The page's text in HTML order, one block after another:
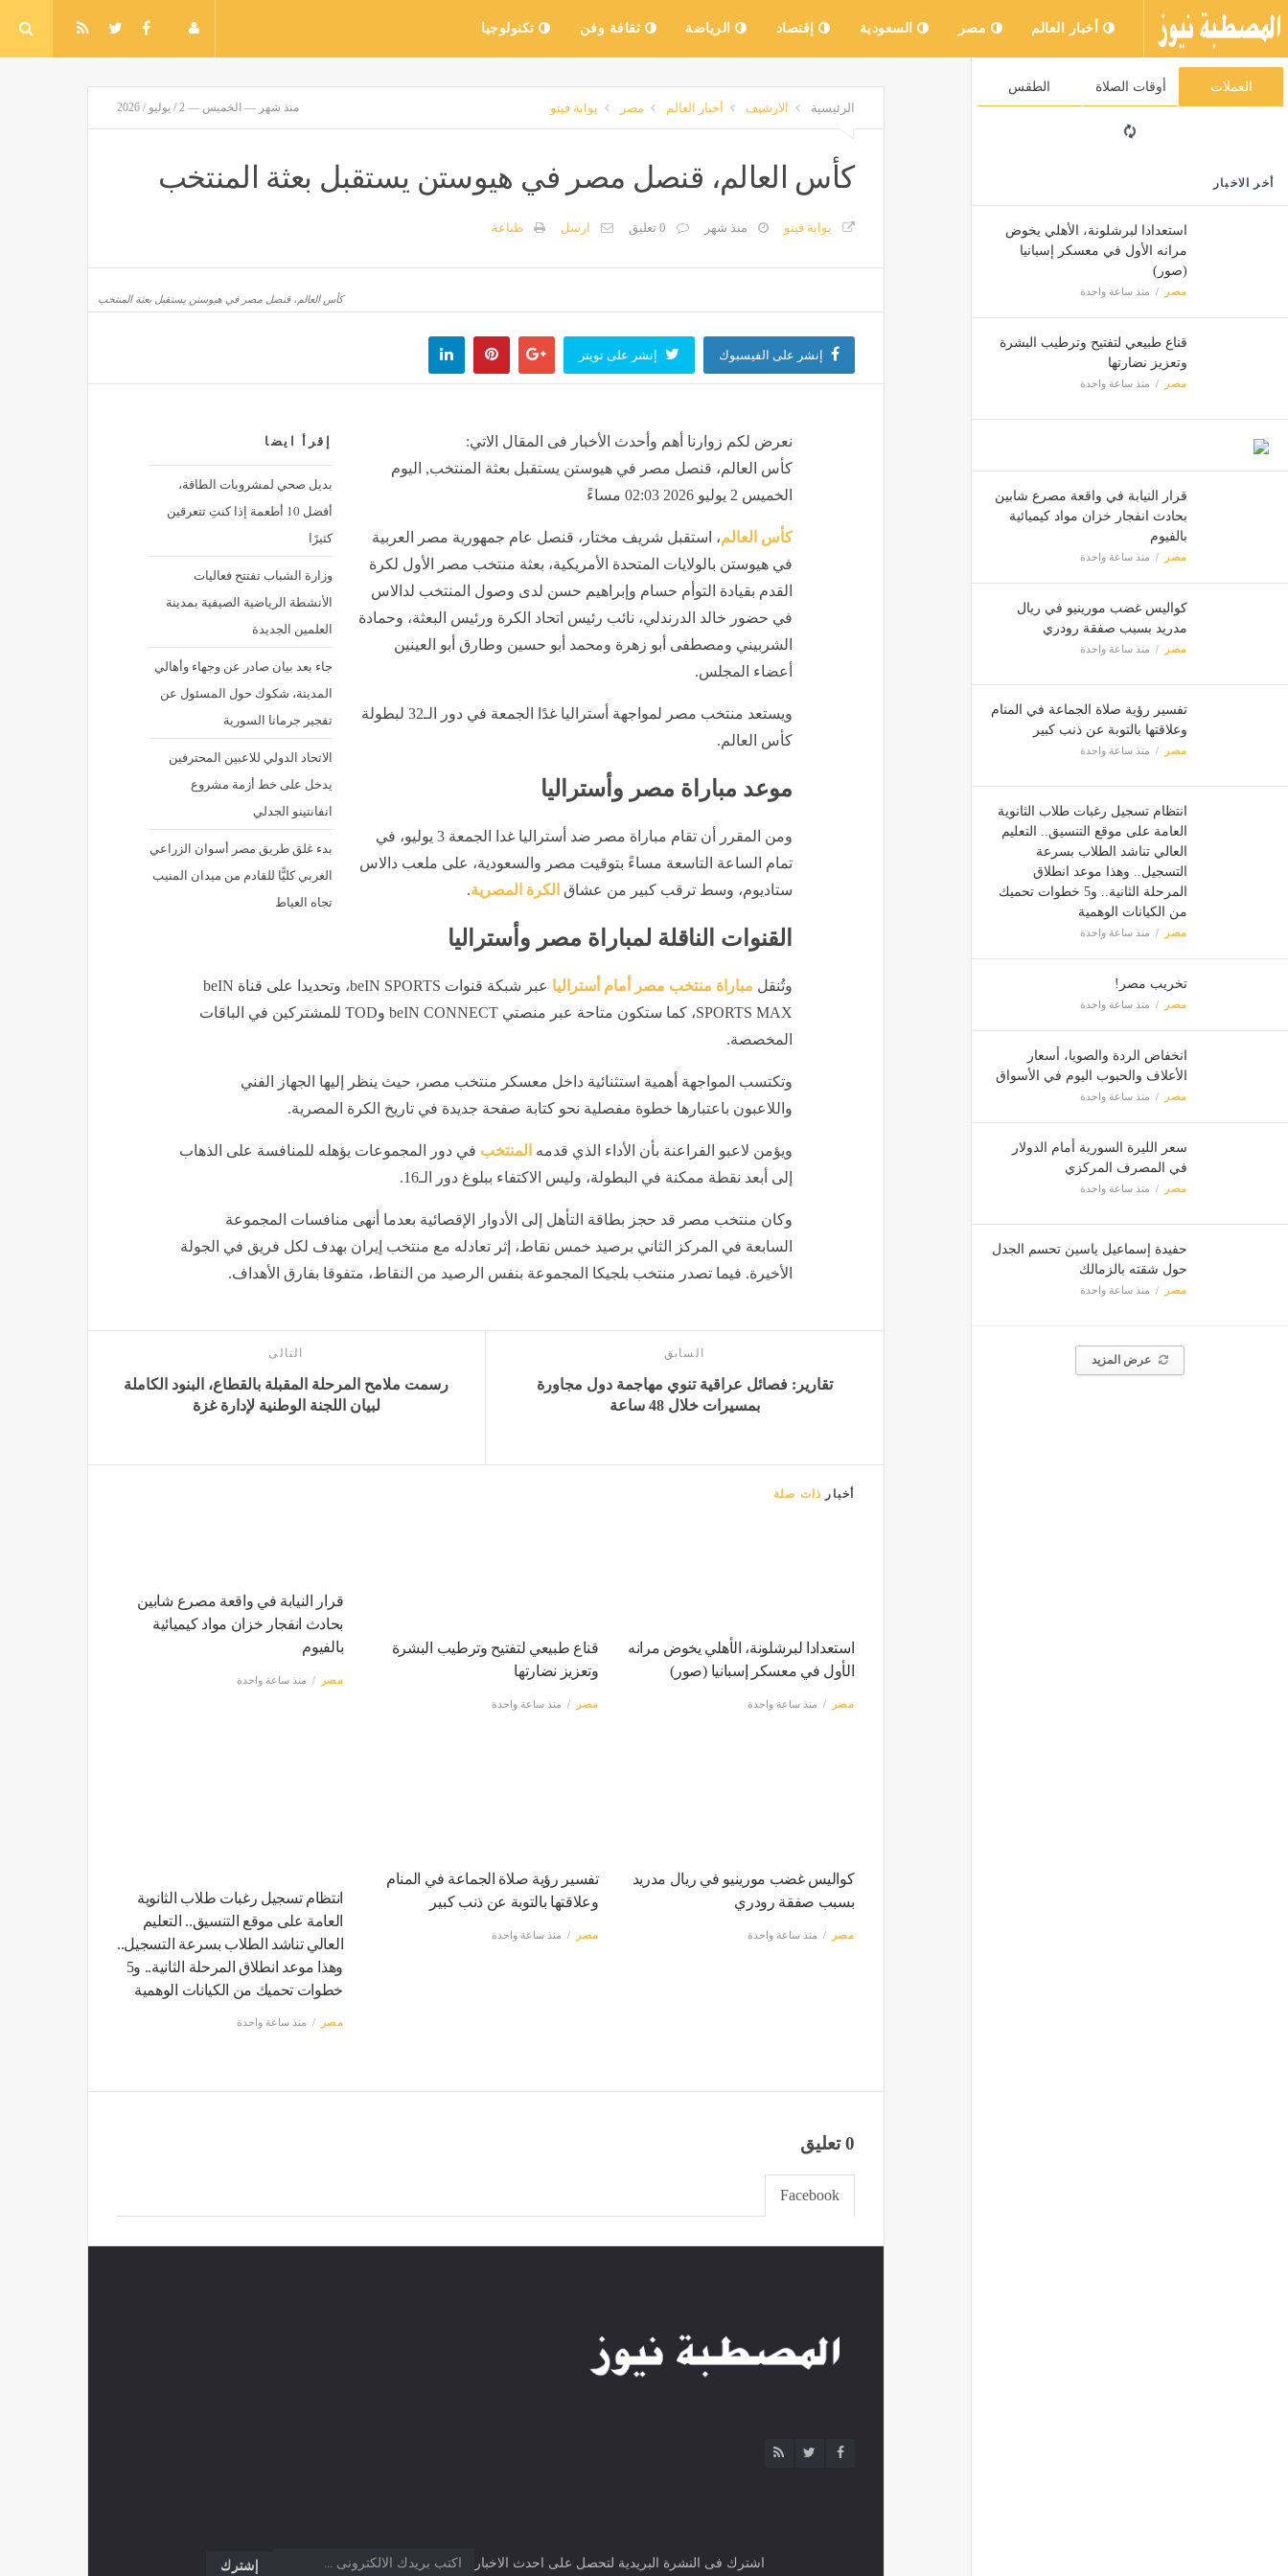
أخبار العالم مصر السعودية إقتصاد الرياضة ثقافة وفن تكنولوجيا
العملات أوقات الصلاة الطقس
أخر الاخبار
استعدادا لبرشلونة، الأهلي يخوض
مرانه الأول في معسكر إسبانيا
(صور)
مصر منذ ساعة واحدة
قناع طبيعي لتفتيح وترطيب البشرة
وتعزيز نضارتها
مصر منذ ساعة واحدة
قرار النيابة في واقعة مصرع شابين
بحادث انفجار خزان مواد كيميائية
بالفيوم
مصر منذ ساعة واحدة
كواليس غضب مورينيو في ريال
مدريد بسبب صفقة رودري
مصر منذ ساعة واحدة
تفسير رؤية صلاة الجماعة في المنام
وعلاقتها بالتوبة عن ذنب كبير
مصر منذ ساعة واحدة
انتظام تسجيل رغبات طلاب الثانوية
العامة على موقع التنسيق.. التعليم
العالي تناشد الطلاب بسرعة
التسجيل.. وهذا موعد انطلاق
المرحلة الثانية.. و5 خطوات تحميك
من الكيانات الوهمية
مصر منذ ساعة واحدة
تخريب مصر!
مصر منذ ساعة واحدة
انخفاض الردة والصويا، أسعار
الأعلاف والحبوب اليوم في الأسواق
مصر منذ ساعة واحدة
سعر الليرة السورية أمام الدولار
في المصرف المركزي
مصر منذ ساعة واحدة
حفيدة إسماعيل ياسين تحسم الجدل
حول شقته بالزمالك
مصر منذ ساعة واحدة
عرض المزيد
الرئيسية الارشيف أخبار العالم مصر بوابة فيتو منذ شهر — الخميس — 2 / يوليو / 2026
كأس العالم، قنصل مصر في هيوستن يستقبل بعثة المنتخب
بوابة فيتو منذ شهر 0 تعليق ارسل طباعة
كأس العالم، قنصل مصر في هيوستن يستقبل بعثة المنتخب
إنشر على الفيسبوك إنشر على تويتر
إقرأ ايضا
بديل صحي لمشروبات الطاقة،
أفضل 10 أطعمة إذا كنتِ تتعرقين
كثيرًا
وزارة الشباب تفتتح فعاليات
الأنشطة الرياضية الصيفية بمدينة
العلمين الجديدة
جاء بعد بيان صادر عن وجهاء وأهالي
المدينة، شكوك حول المسئول عن
تفجير جرمانا السورية
الاتحاد الدولي للاعبين المحترفين
يدخل على خط أزمة مشروع
انفانتينو الجدلي
بدء غلق طريق مصر أسوان الزراعي
الغربي كليًّا للقادم من ميدان المنيب
تجاه العياط
نعرض لكم زوارنا أهم وأحدث الأخبار فى المقال الاتي:
كأس العالم، قنصل مصر في هيوستن يستقبل بعثة المنتخب, اليوم
الخميس 2 يوليو 2026 02:03 مساءً
كأس العالم، استقبل شريف مختار، قنصل عام جمهورية مصر العربية
في هيوستن بالولايات المتحدة الأمريكية، بعثة منتخب مصر الأول لكرة
القدم بقيادة التوأم حسام وإبراهيم حسن لدى وصول المنتخب لدالاس
في حضور خالد الدرندلي، نائب رئيس اتحاد الكرة ورئيس البعثة، وحمادة
الشربيني ومصطفى أبو زهرة ومحمد أبو حسين وطارق أبو العينين
أعضاء المجلس.
ويستعد منتخب مصر لمواجهة أستراليا غدًا الجمعة في دور الـ32 لبطولة
كأس العالم.
موعد مباراة مصر وأستراليا
ومن المقرر أن تقام مباراة مصر ضد أستراليا غدا الجمعة 3 يوليو، في
تمام الساعة التاسعة مساءً بتوقيت مصر والسعودية، على ملعب دالاس
ستاديوم، وسط ترقب كبير من عشاق الكرة المصرية.
القنوات الناقلة لمباراة مصر وأستراليا
وتُنقل مباراة منتخب مصر أمام أستراليا
عبر شبكة قنوات beIN SPORTS، وتحديدا على قناة beIN
SPORTS MAX، كما ستكون متاحة عبر منصتي beIN CONNECT وTOD للمشتركين في الباقات
المخصصة.
وتكتسب المواجهة أهمية استثنائية داخل معسكر منتخب مصر، حيث ينظر إليها الجهاز الفني
واللاعبون باعتبارها خطوة مفصلية نحو كتابة صفحة جديدة في تاريخ الكرة المصرية.
ويؤمن لاعبو الفراعنة بأن الأداء الذي قدمه المنتخب في دور المجموعات يؤهله للمنافسة على الذهاب
إلى أبعد نقطة ممكنة في البطولة، وليس الاكتفاء ببلوغ دور الـ16.
وكان منتخب مصر قد حجز بطاقة التأهل إلى الأدوار الإقصائية بعدما أنهى منافسات المجموعة
السابعة في المركز الثاني برصيد خمس نقاط، إثر تعادله مع منتخب إيران بهدف لكل فريق في الجولة
الأخيرة. فيما تصدر منتخب بلجيكا المجموعة بنفس الرصيد من النقاط، متفوقا بفارق الأهداف.
السابق
تقارير: فصائل عراقية تنوي مهاجمة دول مجاورة
بمسيرات خلال 48 ساعة
التالى
رسمت ملامح المرحلة المقبلة بالقطاع، البنود الكاملة
لبيان اللجنة الوطنية لإدارة غزة
أخبار ذات صلة
استعدادا لبرشلونة، الأهلي يخوض مرانه
الأول في معسكر إسبانيا (صور)
مصر منذ ساعة واحدة
قناع طبيعي لتفتيح وترطيب البشرة
وتعزيز نضارتها
مصر منذ ساعة واحدة
قرار النيابة في واقعة مصرع شابين
بحادث انفجار خزان مواد كيميائية
بالفيوم
مصر منذ ساعة واحدة
كواليس غضب مورينيو في ريال مدريد
بسبب صفقة رودري
مصر منذ ساعة واحدة
تفسير رؤية صلاة الجماعة في المنام
وعلاقتها بالتوبة عن ذنب كبير
مصر منذ ساعة واحدة
انتظام تسجيل رغبات طلاب الثانوية
العامة على موقع التنسيق.. التعليم
العالي تناشد الطلاب بسرعة التسجيل..
وهذا موعد انطلاق المرحلة الثانية.. و5
خطوات تحميك من الكيانات الوهمية
مصر منذ ساعة واحدة
0 تعليق
Facebook
اشترك فى النشرة البريدية لتحصل على احدث الاخبار